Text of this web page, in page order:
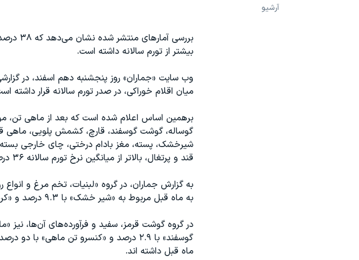
آرشیو
بررسی
بیشتر از تورم سالانه داشته است.
وب سایت «جماران» روز پنجشنبه دهم اسفند، در
میان اقلام خوراکی، در صدر تورم سالانه قرار داشته
برهمین اساس اعلام شده است که بعد از ماهی تن،
گوساله، گوشت گوسفند، قارچ، کشمش پلویی، ماهی
شیرخشک، پسته، مغز بادام درختی، چای خارجی
قند و پرتغال، بالاتر از میانگین نرخ تورم سالانه ۳۶ درصد قرارداشته اند.
به گزارش جماران، در گروه «لبنیات، تخم مرغ و
به ماه قبل مربوط به «شیر خشک» با ۹.۳ درصد و «کره پاستوریزه» با ۱.۱ درصد بوده است.
گوسفند» با ۲.۹ درصد و «کنسرو تن ماهی»
ماه قبل داشته ‌اند.